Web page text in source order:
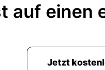
auf einen
Jetzt